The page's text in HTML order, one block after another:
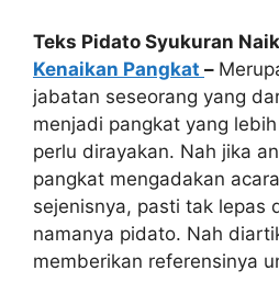
Teks Pidato Syukuran Naik
Kenaikan Pangkat –
jabatan seseorang yang
menjadi pangkat yang
perlu dirayakan. Nah jika
pangkat mengadakan
sejenisnya, pasti tak lepas
namanya pidato. Nah
memberikan referensinya